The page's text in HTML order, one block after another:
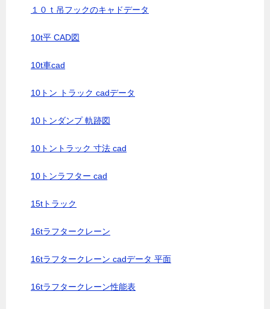
１０ｔ吊フックのキャドデータ
10t平 CAD図
10t車cad
10トン トラック cadデータ
10トンダンプ 軌跡図
10トントラック 寸法 cad
10トンラフター cad
15tトラック
16tラフタークレーン
16tラフタークレーン cadデータ 平面
16tラフタークレーン性能表